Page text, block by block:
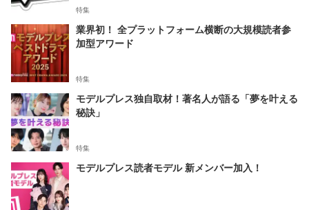
特集
業界初！ 全プラットフォーム横断の大規模読者参
加型アワード
特集
モデルプレス独自取材！著名人が語る「夢を叶える
秘訣」
特集
モデルプレス読者モデル 新メンバー加入！